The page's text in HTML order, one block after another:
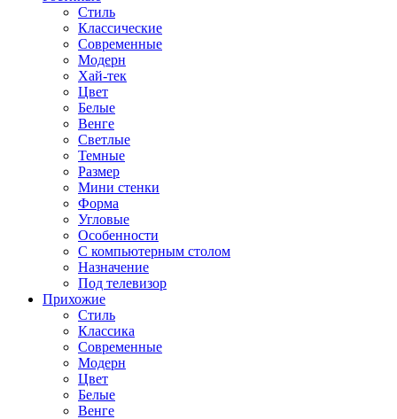
Стиль
Классические
Современные
Модерн
Хай-тек
Цвет
Белые
Венге
Светлые
Темные
Размер
Мини стенки
Форма
Угловые
Особенности
С компьютерным столом
Назначение
Под телевизор
Прихожие
Стиль
Классика
Современные
Модерн
Цвет
Белые
Венге